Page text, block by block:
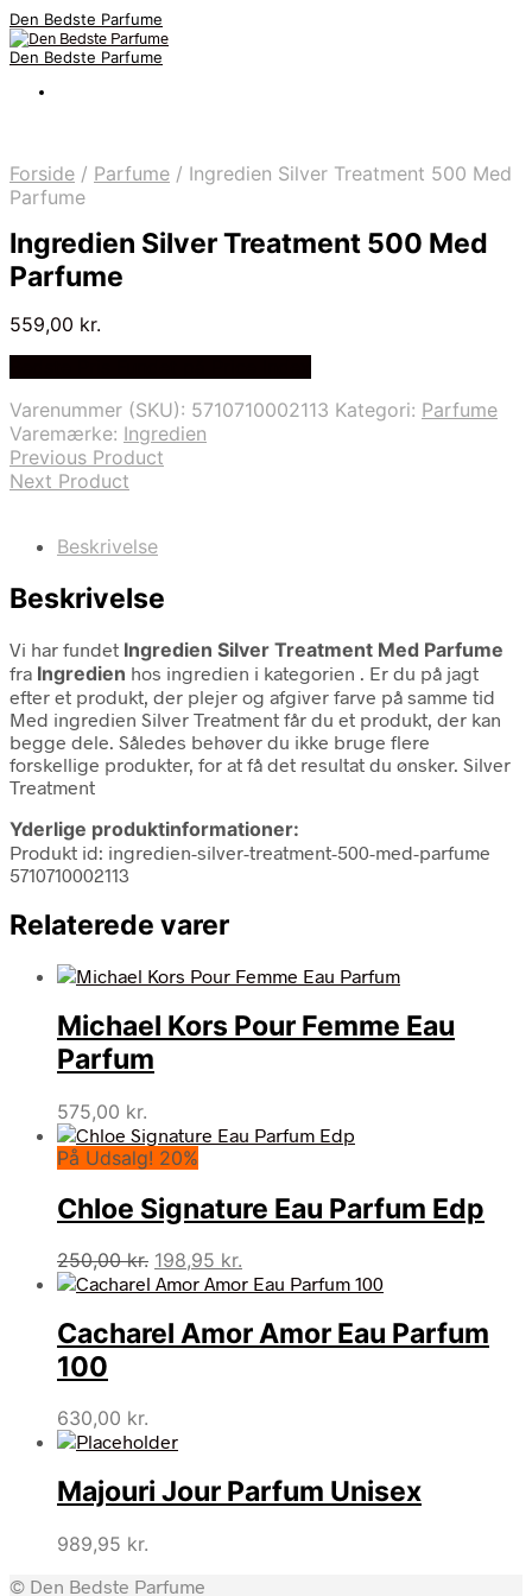
Den Bedste Parfume
Den Bedste Parfume
Forside / Parfume / Ingredien Silver Treatment 500 Med
Parfume
Ingredien Silver Treatment 500 Med
Parfume
559,00 kr.
Varenummer (SKU): 5710710002113 Kategori: Parfume
Varemærke: Ingredien
Previous Product
Next Product
Beskrivelse
Beskrivelse
Vi har fundet Ingredien Silver Treatment Med Parfume
fra Ingredien hos ingredien i kategorien . Er du på jagt
efter et produkt, der plejer og afgiver farve på samme tid
Med ingredien Silver Treatment får du et produkt, der kan
begge dele. Således behøver du ikke bruge flere
forskellige produkter, for at få det resultat du ønsker. Silver
Treatment
Yderlige produktinformationer:
Produkt id: ingredien-silver-treatment-500-med-parfume
5710710002113
Relaterede varer
Michael Kors Pour Femme Eau
Parfum
575,00 kr.
På Udsalg! 20%
Chloe Signature Eau Parfum Edp
250,00kr. Den
oprindelige
var:
250,00 kr..
198,95 kr.
aktuelle
er:
198,95 kr..
Cacharel Amor Amor Eau Parfum
100
630,00 kr.
Majouri Jour Parfum Unisex
989,95 kr.
© Den Bedste Parfume